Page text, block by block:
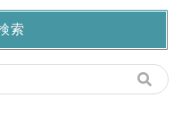
索